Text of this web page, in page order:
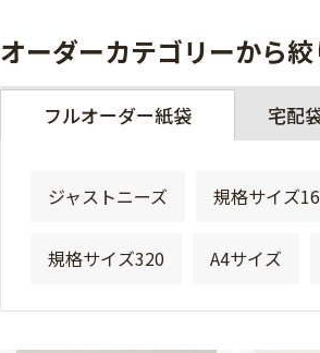
オーダーカテゴリーから
フルオーダー紙袋 宅配
ジャストニーズ 規格サイズ
規格サイズ320 A4サイズ